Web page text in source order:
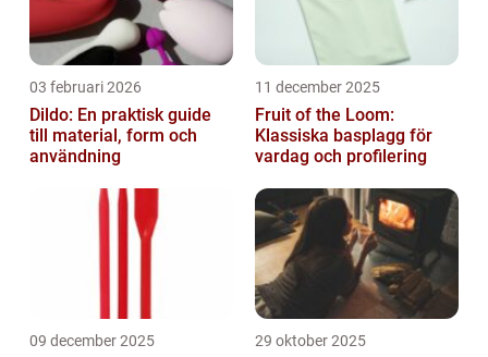
03 februari 2026
Dildo: En praktisk guide
till material, form och
användning
11 december 2025
Fruit of the Loom:
Klassiska basplagg för
vardag och profilering
09 december 2025 29 oktober 2025